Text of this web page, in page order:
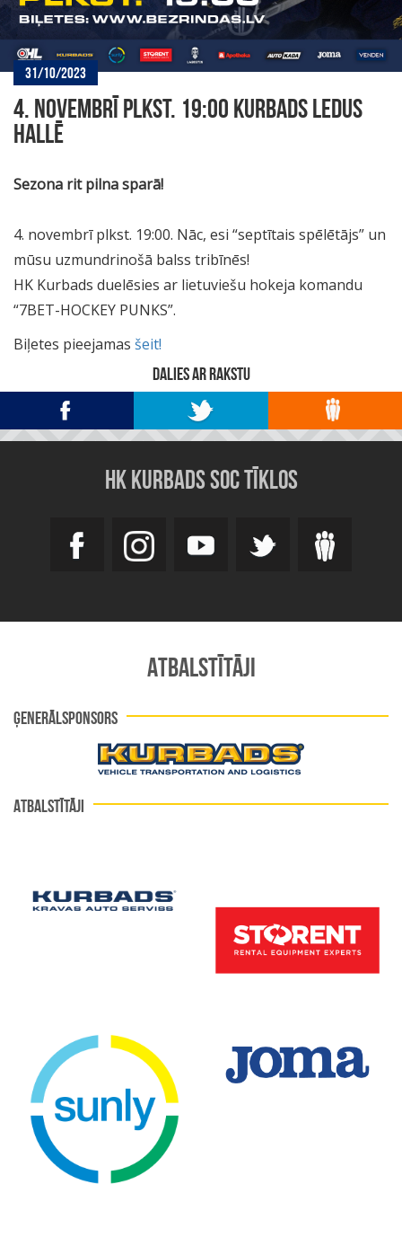
31/10/2023
4. NOVEMBRĪ PLKST. 19:00 KURBADS LEDUS
HALLĒ
Sezona rit pilna sparā!
4. novembrī plkst. 19:00. Nāc, esi “septītais spēlētājs” un
mūsu uzmundrinošā balss tribīnēs!
HK Kurbads duelēsies ar lietuviešu hokeja komandu
“7BET-HOCKEY PUNKS”.
Biļetes pieejamas šeit!
DALIES AR RAKSTU
HK KURBADS SOC TĪKLOS
ATBALSTĪTĀJI
ĢENERĀLSPONSORS
ATBALSTĪTĀJI